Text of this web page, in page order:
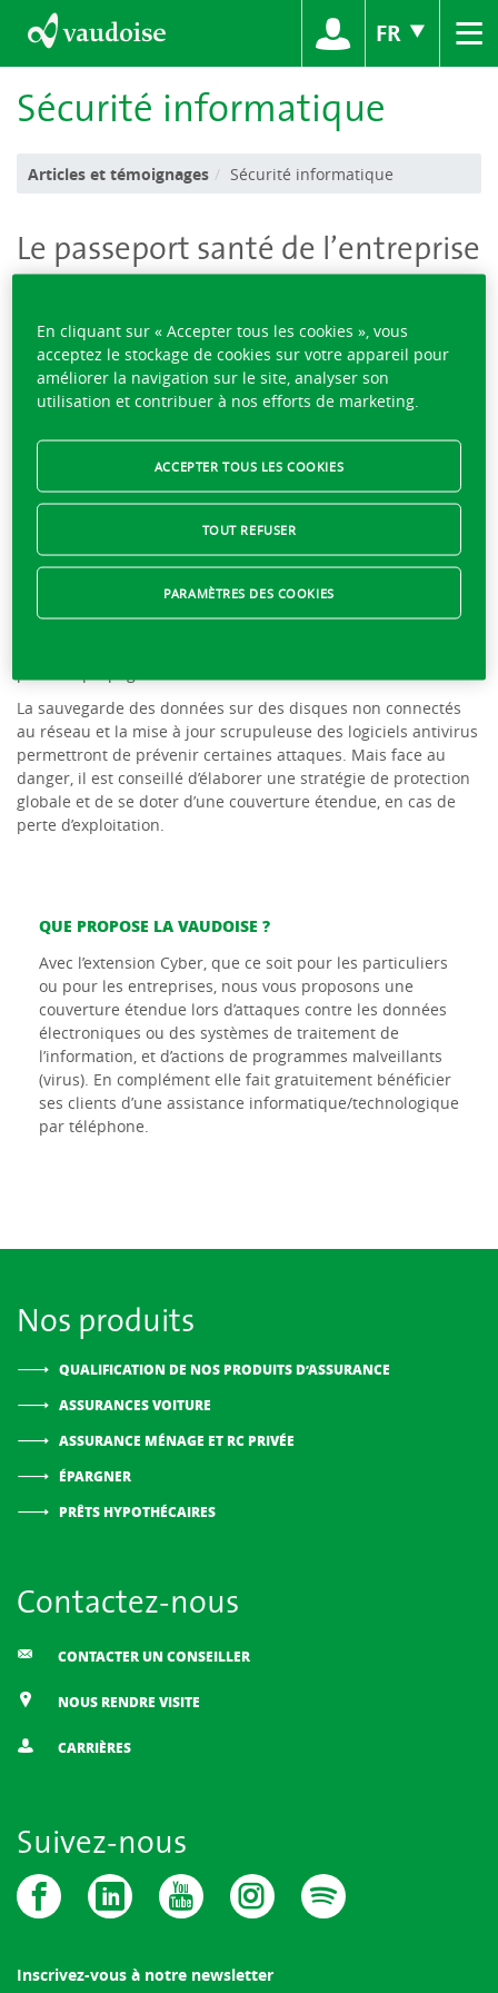
FR ≡
Sécurité informatique
Articles et témoignages Sécurité informatique
Le passeport santé de l’entreprise
Une enquête de la Haute école de Lucerne publiée en
novembre 2017 concluait que 40 % des PME suisses avaient
déjà subi une cyberattaque de type hameçonnage de
Pour les spécialistes, le phénomène a pris une telle ampleur
qu’il ne s’agit plus de savoir si on sera infecté, mais quand.
Les attaques se font souvent à l’échelle planétaire : il suffit
d’activer un fichier ou un lien par mégarde pour engager le
processus de piratage qui consiste à rendre inaccessibles les
pour leur restitution. Les ressources humaines sont
La sauvegarde des données sur des disques non connectés
au réseau et la mise à jour scrupuleuse des logiciels antivirus
permettront de prévenir certaines attaques. Mais face au
danger, il est conseillé d’élaborer une stratégie de protection
globale et de se doter d’une couverture étendue, en cas de
perte d’exploitation.
QUE PROPOSE LA VAUDOISE ?
Avec l’extension Cyber, que ce soit pour les particuliers
ou pour les entreprises, nous vous proposons une
couverture étendue lors d’attaques contre les données
électroniques ou des systèmes de traitement de
l’information, et d’actions de programmes malveillants
(virus). En complément elle fait gratuitement bénéficier
ses clients d’une assistance informatique/technologique
par téléphone.
Nos produits
QUALIFICATION DE NOS PRODUITS D’ASSURANCE
ASSURANCES VOITURE
ASSURANCE MÉNAGE ET RC PRIVÉE
ÉPARGNER
PRÊTS HYPOTHÉCAIRES
Contactez-nous
CONTACTER UN CONSEILLER
NOUS RENDRE VISITE
CARRIÈRES
Suivez-nous
Inscrivez-vous à notre newsletter
En cliquant sur « Accepter tous les cookies », vous
acceptez le stockage de cookies sur votre appareil pour
améliorer la navigation sur le site, analyser son
utilisation et contribuer à nos efforts de marketing.
TOUT REFUSER
ACCEPTER TOUS LES COOKIES
PARAMÈTRES DES COOKIES